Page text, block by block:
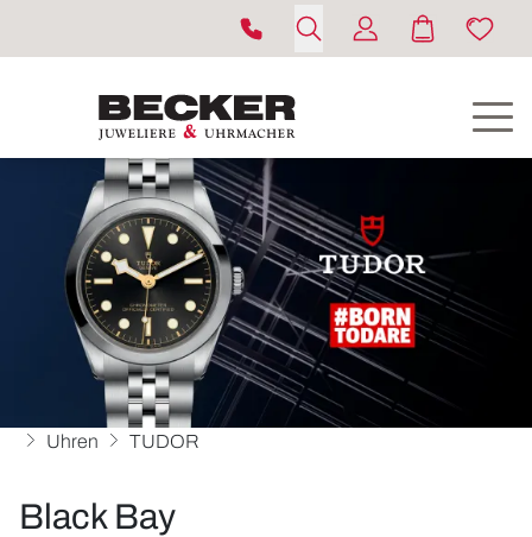
Uhren TUDOR
Black Bay